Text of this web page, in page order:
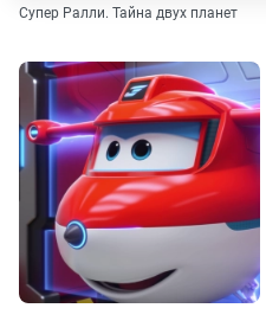
Супер Ралли. Тайна двух планет